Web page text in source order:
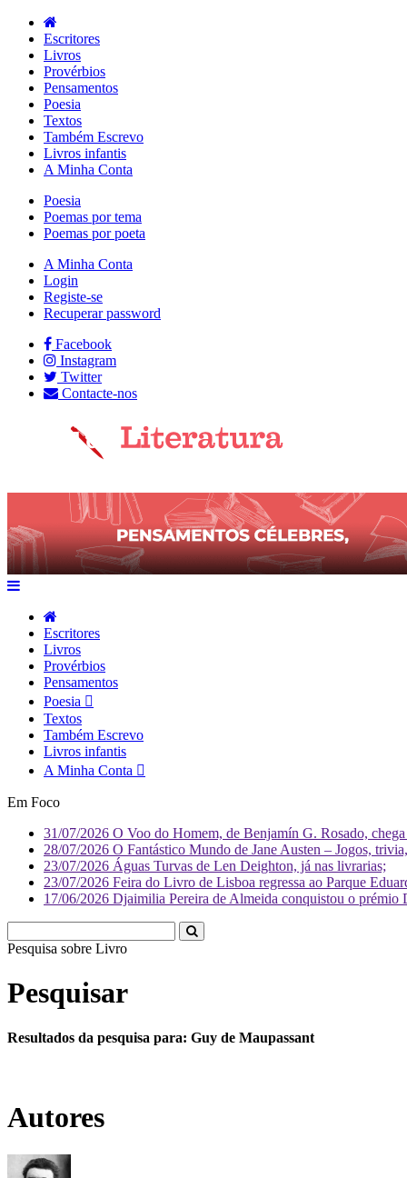
Escritores
Livros
Provérbios
Pensamentos
Poesia
Textos
Também Escrevo
Livros infantis
A Minha Conta
Poesia
Poemas por tema
Poemas por poeta
A Minha Conta
Login
Registe-se
Recuperar password
Facebook
Instagram
Twitter
Contacte-nos
Escritores
Livros
Provérbios
Pensamentos
Poesia
Textos
Também Escrevo
Livros infantis
A Minha Conta
Em Foco
31/07/2026 O Voo do Homem, de Benjamín G. Rosado,
28/07/2026 O Fantástico Mundo de Jane Austen – Jogos,
23/07/2026 Águas Turvas de Len Deighton, já nas livrarias;
23/07/2026 Feira do Livro de Lisboa regressa ao Parque
17/06/2026 Djaimilia Pereira de Almeida conquistou o
Pesquisa sobre Liv
Pesquisar
Resultados da pesquisa para: Guy de Maupassant
Autores